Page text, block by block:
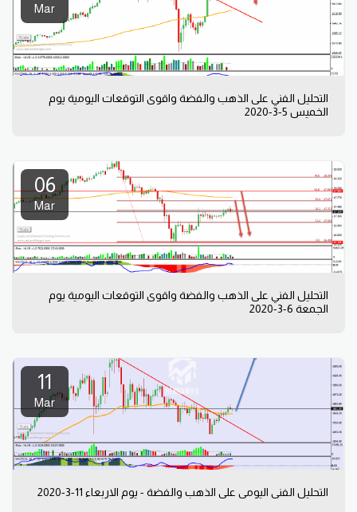
Mar
التحليل الفني على الذهب والفضة واقوى التوقعات اليومية يوم
الخميس 5-3-2020
06
Mar
التحليل الفني على الذهب والفضة واقوى التوقعات اليومية يوم
الجمعة 6-3-2020
11
Mar
التحليل الفني اليومي على الذهب والفضة - يوم الاربعاء 11-3-2020